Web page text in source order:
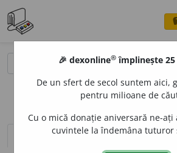
definiții (1)
🎉 dexonline® împlinește 25
De un sfert de secol suntem aici,
pentru milioane de
Cu o mică donație aniversară ne-ați
cuvintele la îndemâna tuturor